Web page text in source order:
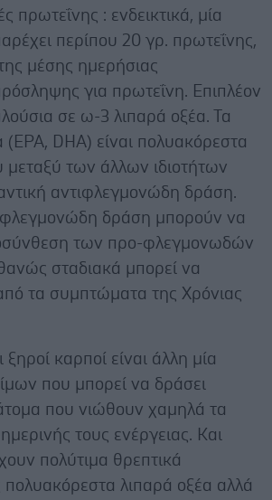
πρωτεΐνης : ενδεικτικά, μία
περίπου 20 γρ. πρωτεΐνης,
μέσης ημερήσιας
για πρωτεΐνη. Επιπλέον
σε ω-3 λιπαρά οξέα. Τα
DHA) είναι πολυακόρεστα
μεταξύ των άλλων ιδιοτήτων
αντιφλεγμονώδη δράση.
δράση μπορούν να
των προ-φλεγμονωδών
σταδιακά μπορεί να
τα συμπτώματα της Χρόνιας
ξηροί καρποί είναι άλλη μία
που μπορεί να δράσει
που νιώθουν χαμηλά τα
τους ενέργειας. Και
πολύτιμα θρεπτικά
λιπαρά οξέα αλλά